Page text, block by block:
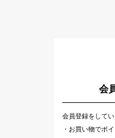
会
会員登録をしてい
・お買い物でポ